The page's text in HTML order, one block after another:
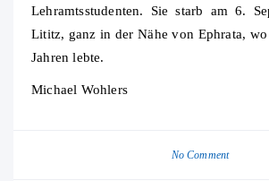
Lehramtsstudenten. Sie starb am 6.
Lititz, ganz in der Nähe von Ephrata,
Jahren lebte.
Michael Wohlers
No Comment